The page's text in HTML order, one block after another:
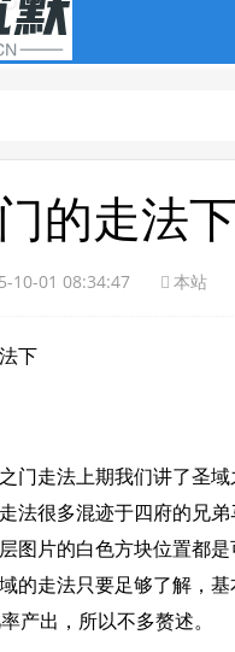
的走法下
10-01 08:34:47 本站
下
门走法上期我们讲了圣
法很多混迹于四府的兄
图片的白色方块位置都
的走法只要足够了解，
产出，所以不多赘述。